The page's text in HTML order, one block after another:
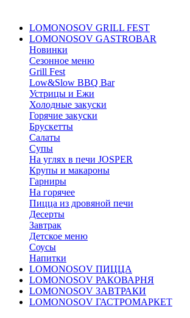
LOMONOSOV GRILL FEST
LOMONOSOV GASTROBAR
Новинки
Сезонное меню
Grill Fest
Low&Slow BBQ Bar
Устрицы и Ежи
Холодные закуски
Горячие закуски
Брускетты
Салаты
Супы
На углях в печи JOSPER
Крупы и макароны
Гарниры
На горячее
Пицца из дровяной печи
Десерты
Завтрак
Детское меню
Соусы
Напитки
LOMONOSOV ПИЦЦА
LOMONOSOV РАКОВАРНЯ
LOMONOSOV ЗАВТРАКИ
LOMONOSOV ГАСТРОМАРКЕТ